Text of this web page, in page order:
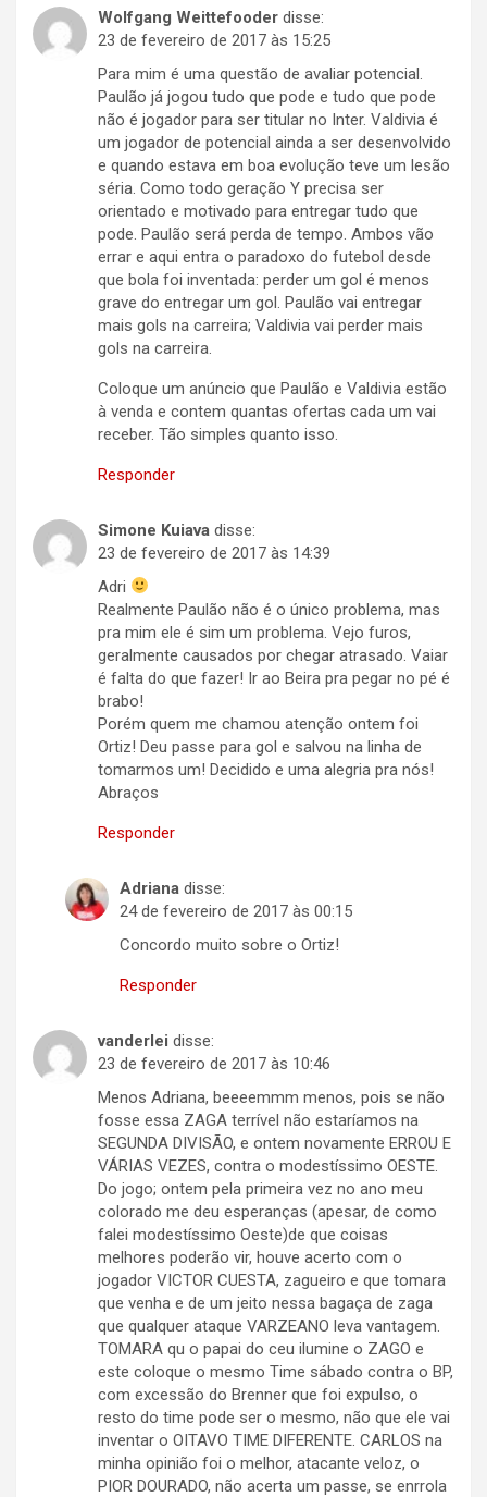
Wolfgang Weittefooder disse:
23 de fevereiro de 2017 às 15:25
Para mim é uma questão de avaliar potencial.
Paulão já jogou tudo que pode e tudo que pode
não é jogador para ser titular no Inter. Valdivia é
um jogador de potencial ainda a ser desenvolvido
e quando estava em boa evolução teve um lesão
séria. Como todo geração Y precisa ser
orientado e motivado para entregar tudo que
pode. Paulão será perda de tempo. Ambos vão
errar e aqui entra o paradoxo do futebol desde
que bola foi inventada: perder um gol é menos
grave do entregar um gol. Paulão vai entregar
mais gols na carreira; Valdivia vai perder mais
gols na carreira.
Coloque um anúncio que Paulão e Valdivia estão
à venda e contem quantas ofertas cada um vai
receber. Tão simples quanto isso.
Responder
Simone Kuiava disse:
23 de fevereiro de 2017 às 14:39
Adri
Realmente Paulão não é o único problema, mas
pra mim ele é sim um problema. Vejo furos,
geralmente causados por chegar atrasado. Vaiar
é falta do que fazer! Ir ao Beira pra pegar no pé é
brabo!
Porém quem me chamou atenção ontem foi
Ortiz! Deu passe para gol e salvou na linha de
tomarmos um! Decidido e uma alegria pra nós!
Abraços
Responder
Adriana disse:
24 de fevereiro de 2017 às 00:15
Concordo muito sobre o Ortiz!
Responder
vanderlei disse:
23 de fevereiro de 2017 às 10:46
Menos Adriana, beeeemmm menos, pois se não
fosse essa ZAGA terrível não estaríamos na
SEGUNDA DIVISÃO, e ontem novamente ERROU E
VÁRIAS VEZES, contra o modestíssimo OESTE.
Do jogo; ontem pela primeira vez no ano meu
colorado me deu esperanças (apesar, de como
falei modestíssimo Oeste)de que coisas
melhores poderão vir, houve acerto com o
jogador VICTOR CUESTA, zagueiro e que tomara
que venha e de um jeito nessa bagaça de zaga
que qualquer ataque VARZEANO leva vantagem.
TOMARA qu o papai do ceu ilumine o ZAGO e
este coloque o mesmo Time sábado contra o BP,
com excessão do Brenner que foi expulso, o
resto do time pode ser o mesmo, não que ele vai
inventar o OITAVO TIME DIFERENTE. CARLOS na
minha opinião foi o melhor, atacante veloz, o
PIOR DOURADO, não acerta um passe, se enrrola